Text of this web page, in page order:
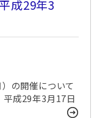
成29年3
の開催について
平成29年3月17日